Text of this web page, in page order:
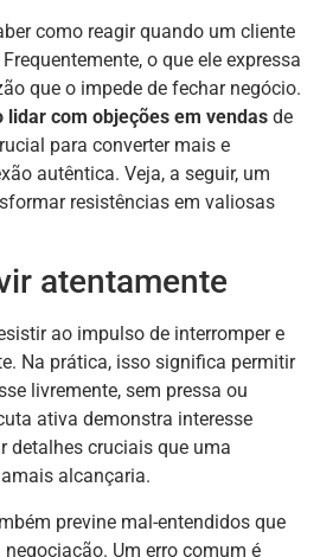
como reagir quando um cliente
o que ele expressa
que o impede de fechar negócio.
lidar com objeções em vendas de
para converter mais e
autêntica. Veja, a seguir, um
resistências em valiosas
atentamente
ao impulso de interromper e
Na prática, isso significa permitir
livremente, sem pressa ou
ativa demonstra interesse
detalhes cruciais que uma
alcançaria.
previne mal-entendidos que
Um erro comum é